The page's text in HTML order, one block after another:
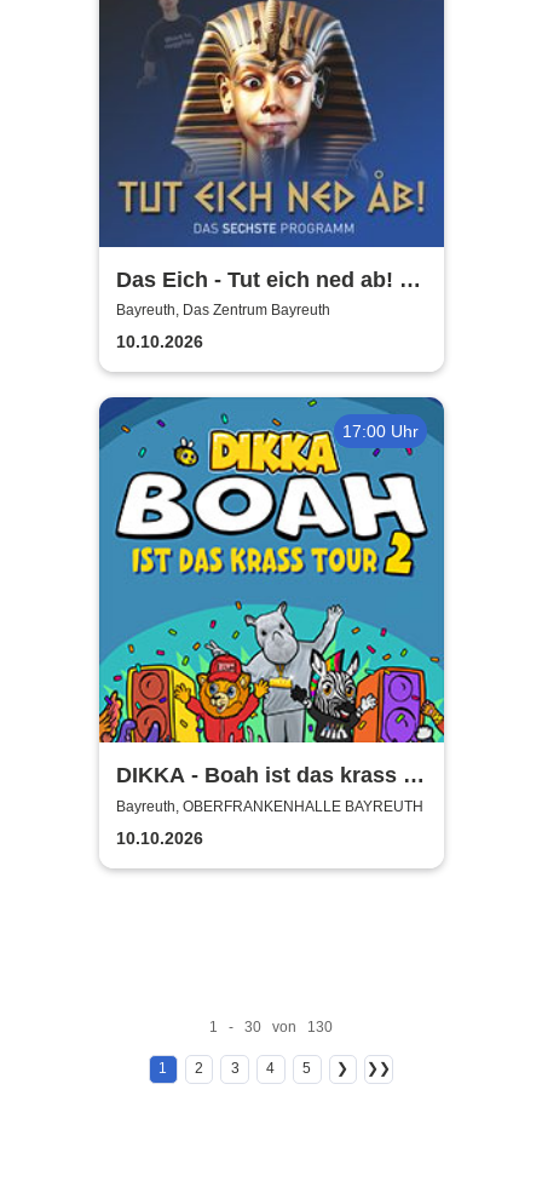
Das Eich - Tut eich ned ab! -
Stefan Eichner | Musik-
Kabarett, Komik und mehr
Bayreuth, Das Zentrum Bayreuth
10.10.2026
17:00 Uhr
DIKKA - Boah ist das krass -
Tour 2026
Bayreuth, OBERFRANKENHALLE BAYREUTH
10.10.2026
1 - 30 von 130
1 2 3 4 5 ❯ ❯❯